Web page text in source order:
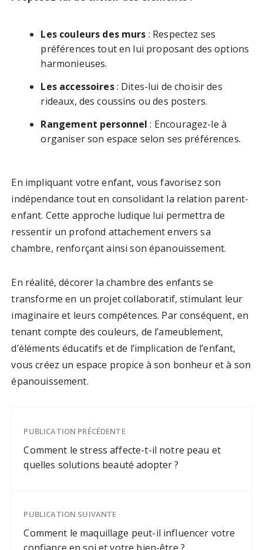
Les couleurs des murs : Respectez ses
préférences tout en lui proposant des options
harmonieuses.
Les accessoires: Dites-lui de choisir des
rideaux, des coussins ou des posters.
Rangement personnel : Encouragez-le à
organiser son espace selon ses préférences.
En impliquant votre enfant, vous favorisez son
indépendance tout en consolidant la relation parent-
enfant. Cette approche ludique lui permettra de
ressentir un profond attachement envers sa
chambre, renforçant ainsi son épanouissement.
En réalité, décorer la chambre des enfants se
transforme en un projet collaboratif, stimulant leur
imaginaire et leurs compétences. Par conséquent, en
tenant compte des couleurs, de l’ameublement,
d’éléments éducatifs et de l’implication de l’enfant,
vous créez un espace propice à son bonheur et à son
épanouissement.
PUBLICATION PRÉCÉDENTE
Comment le stress affecte-t-il notre peau et
quelles solutions beauté adopter ?
PUBLICATION SUIVANTE
Comment le maquillage peut-il influencer votre